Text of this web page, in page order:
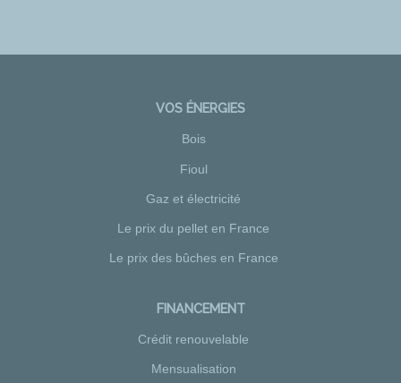
VOS ÉNERGIES
Bois
Fioul
Gaz et électricité
Le prix du pellet en France
Le prix des bûches en France
FINANCEMENT
Crédit renouvelable
Mensualisation